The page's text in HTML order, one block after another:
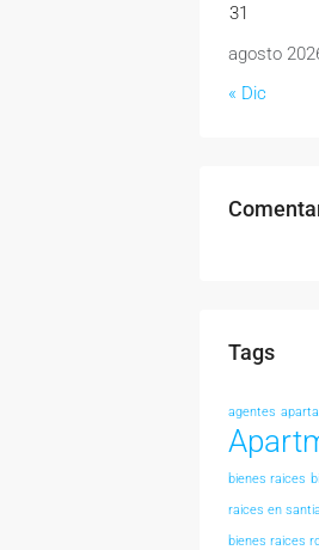
agosto
31
« Dic
Tags
agentes
bienes raices
raices en
bienes raices